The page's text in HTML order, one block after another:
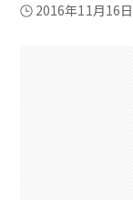
2016年11月16日